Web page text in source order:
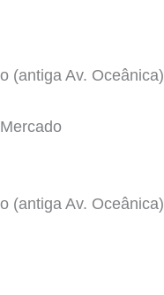
(antiga Av. Oceânica)
(antiga Av. Oceânica)